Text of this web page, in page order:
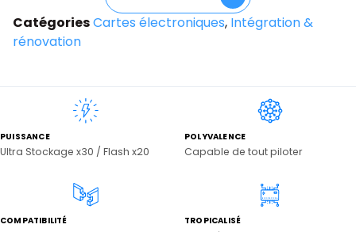
CatégoriesCartes électroniques, Intégration &
rénovation
PUISSANCE
Ultra Stockage x30 / Flash x20
POLYVALENCE
Capable de tout piloter
COMPATIBILITÉ TROPICALISÉ